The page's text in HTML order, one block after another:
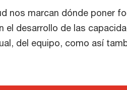
nos marcan dónde poner
el desarrollo de las
del equipo, como así